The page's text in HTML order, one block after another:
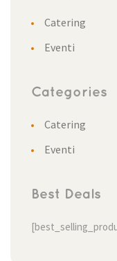
Catering
Eventi
Categories
Catering
Eventi
Best Deals